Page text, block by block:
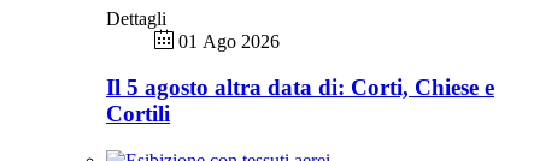
Dettagli
01 Ago 2026
Il 5 agosto altra data di: Corti, Chiese e
Cortili